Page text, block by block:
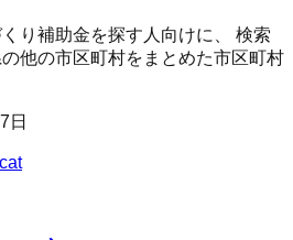
り補助金を探す人向けに、 検索
他の市区町村をまとめた市区町村
日